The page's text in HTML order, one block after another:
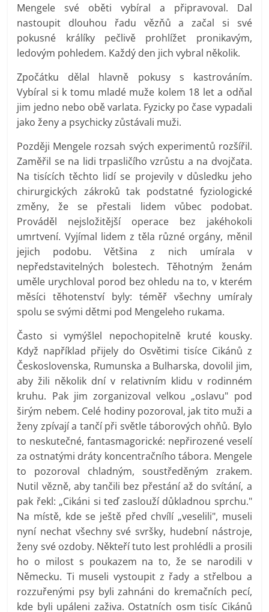
Mengele své oběti vybíral a připravoval. Dal
nastoupit dlouhou řadu vězňů a začal si své
pokusné králíky pečlivě prohlížet pronikavým,
ledovým pohledem. Každý den jich vybral několik.
Zpočátku dělal hlavně pokusy s kastrováním.
Vybíral si k tomu mladé muže kolem 18 let a odňal
jim jedno nebo obě varlata. Fyzicky po čase vypadali
jako ženy a psychicky zůstávali muži.
Později Mengele rozsah svých experimentů rozšířil.
Zaměřil se na lidi trpasličího vzrůstu a na dvojčata.
Na tisících těchto lidí se projevily v důsledku jeho
chirurgických zákroků tak podstatné fyziologické
změny, že se přestali lidem vůbec podobat.
Prováděl nejsložitější operace bez jakéhokoli
umrtvení. Vyjímal lidem z těla různé orgány, měnil
jejich podobu. Většina z nich umírala v
nepředstavitelných bolestech. Těhotným ženám
uměle urychloval porod bez ohledu na to, v kterém
měsíci těhotenství byly: téměř všechny umíraly
spolu se svými dětmi pod Mengeleho rukama.
Často si vymýšlel nepochopitelně kruté kousky.
Když například přijely do Osvětimi tisíce Cikánů z
Československa, Rumunska a Bulharska, dovolil jim,
aby žili několik dní v relativním klidu v rodinném
kruhu. Pak jim zorganizoval velkou „oslavu" pod
širým nebem. Celé hodiny pozoroval, jak tito muži a
ženy zpívají a tančí při světle táborových ohňů. Bylo
to neskutečné, fantasmagorické: nepřirozené veselí
za ostnatými dráty koncentračního tábora. Mengele
to pozoroval chladným, soustředěným zrakem.
Nutil vězně, aby tančili bez přestání až do svítání, a
pak řekl: „Cikáni si teď zaslouží důkladnou sprchu."
Na místě, kde se ještě před chvílí „veselili", museli
nyní nechat všechny své svršky, hudební nástroje,
ženy své ozdoby. Někteří tuto lest prohlédli a prosili
ho o milost s poukazem na to, že se narodili v
Německu. Ti museli vystoupit z řady a střelbou a
rozzuřenými psy byli zahnáni do kremačních pecí,
kde byli upáleni zaživa. Ostatních osm tisíc Cikánů